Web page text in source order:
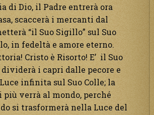
di Dio, il Padre entrerà ora
scaccerà i mercanti dal
“il Suo Sigillo” sul Suo
in fedeltà e amore eterno.
Cristo è Risorto! E’ il Suo
i capri dalle pecore e
infinita sul Suo Colle; la
più verrà al mondo, perché
si trasformerà nella Luce del